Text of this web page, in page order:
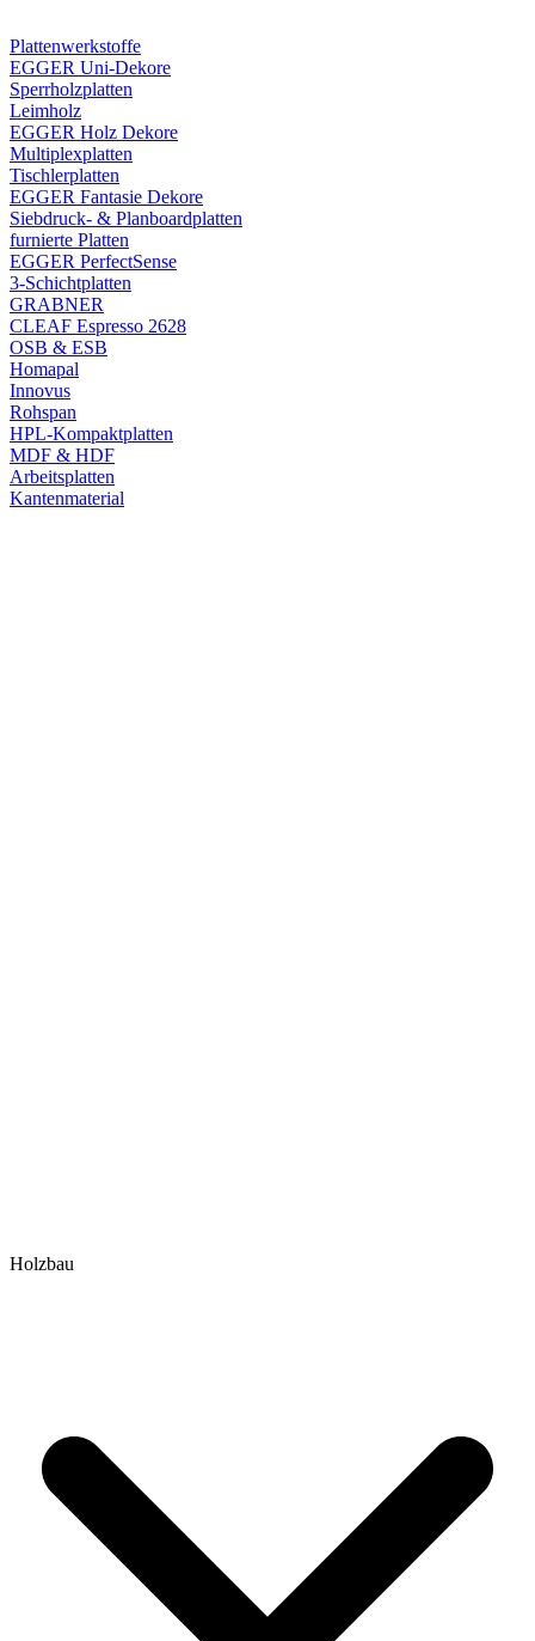
Plattenwerkstoffe
EGGER Uni-Dekore
Sperrholzplatten
Leimholz
EGGER Holz Dekore
Multiplexplatten
Tischlerplatten
EGGER Fantasie Dekore
Siebdruck- & Planboardplatten
furnierte Platten
EGGER PerfectSense
3-Schichtplatten
GRABNER
CLEAF Espresso 2628
OSB & ESB
Homapal
Innovus
Rohspan
HPL-Kompaktplatten
MDF & HDF
Arbeitsplatten
Kantenmaterial
Holzbau